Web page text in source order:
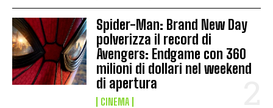
Spider-Man: Brand New Day
polverizza il record di
Avengers: Endgame con 360
milioni di dollari nel weekend
di apertura
CINEMA